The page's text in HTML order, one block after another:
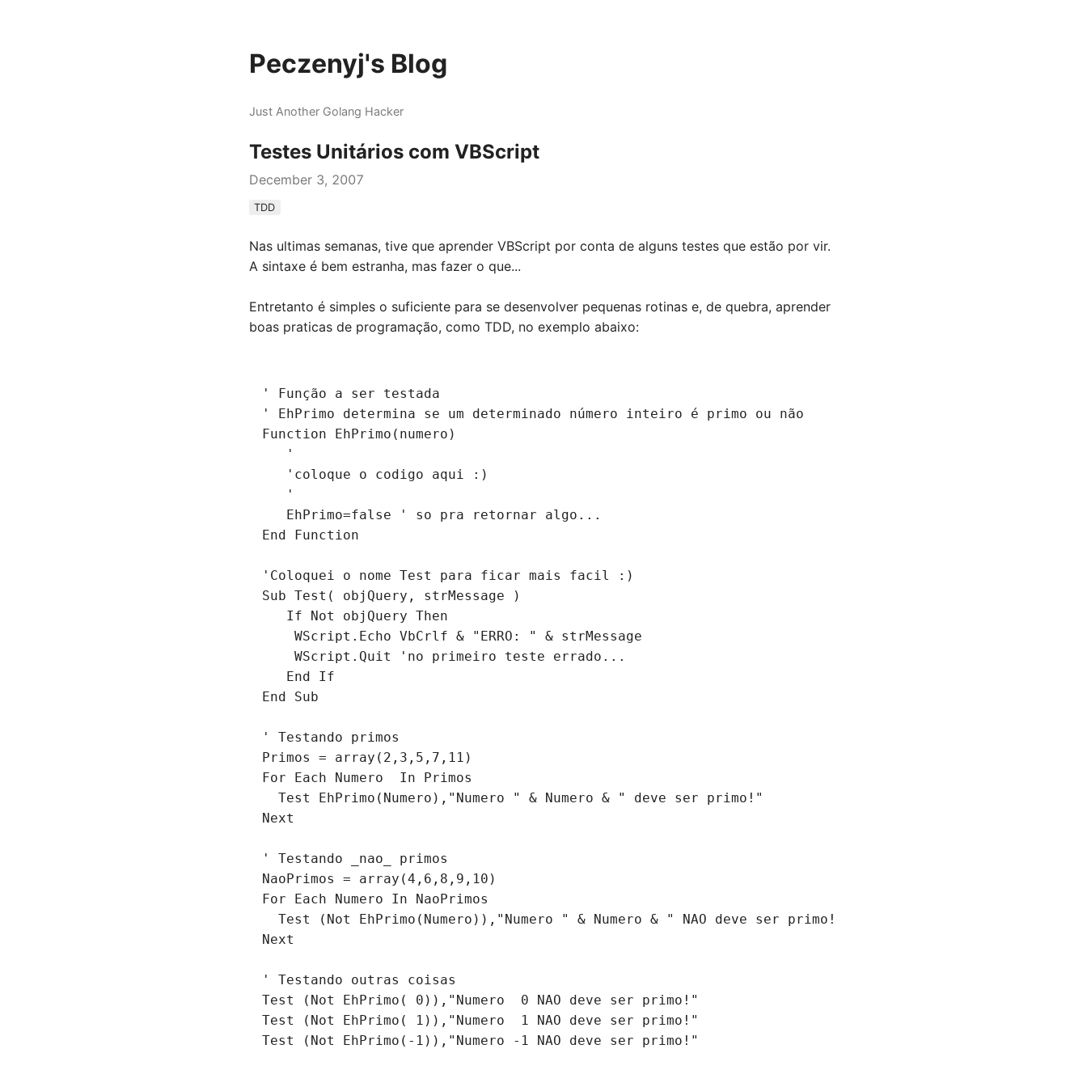
Peczenyj's Blog
Just Another Golang Hacker
Testes Unitários com VBScript
December 3, 2007
TDD
Nas ultimas semanas, tive que aprender VBScript por conta de alguns testes que estão por vir.
A sintaxe é bem estranha, mas fazer o que...
Entretanto é simples o suficiente para se desenvolver pequenas rotinas e, de quebra, aprender
boas praticas de programação, como TDD, no exemplo abaixo:
' Função a ser testada
' EhPrimo determina se um determinado número inteiro é primo ou não
Function EhPrimo(numero)
   '
   'coloque o codigo aqui :)
   '
   EhPrimo=false ' so pra retornar algo...
End Function
'Coloquei o nome Test para ficar mais facil :)
Sub Test( objQuery, strMessage )
   If Not objQuery Then
    WScript.Echo VbCrlf & "ERRO: " & strMessage
    WScript.Quit 'no primeiro teste errado...
   End If
End Sub
' Testando primos
Primos = array(2,3,5,7,11)
For Each Numero  In Primos
  Test EhPrimo(Numero),"Numero " & Numero & " deve ser primo!"
Next
' Testando _nao_ primos
NaoPrimos = array(4,6,8,9,10)
For Each Numero In NaoPrimos
  Test (Not EhPrimo(Numero)),"Numero " & Numero & " NAO deve ser primo!"
Next
' Testando outras coisas
Test (Not EhPrimo( 0)),"Numero  0 NAO deve ser primo!"
Test (Not EhPrimo( 1)),"Numero  1 NAO deve ser primo!"
Test (Not EhPrimo(-1)),"Numero -1 NAO deve ser primo!"